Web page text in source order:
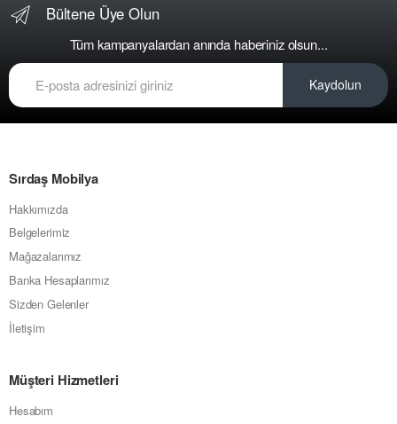
Bültene Üye Olun
Tüm kampanyalardan anında haberiniz olsun...
Kaydolun
Sırdaş Mobilya
Hakkımızda
Belgelerimiz
Mağazalarımız
Banka Hesaplarımız
Sizden Gelenler
İletişim
Müşteri Hizmetleri
Hesabım